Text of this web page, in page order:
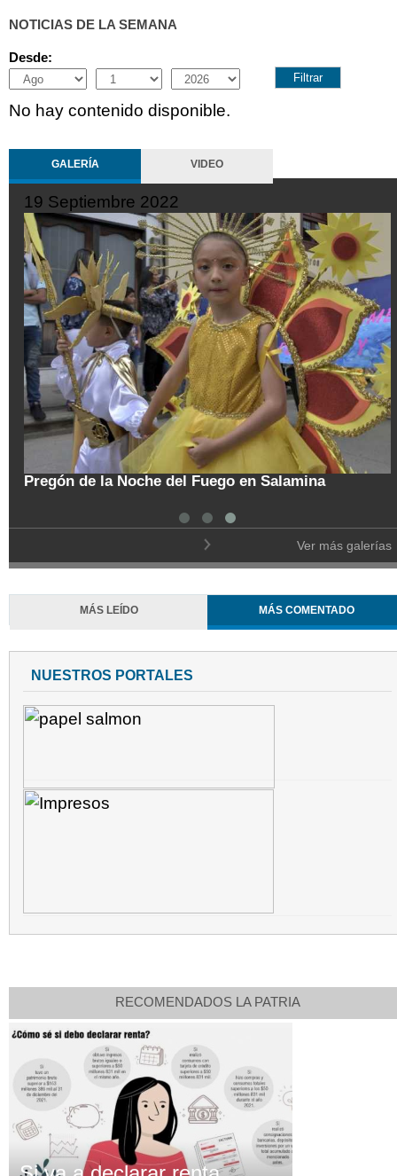
NOTICIAS DE LA SEMANA
Desde:
Month
Day Year
No hay contenido disponible.
GALERÍA VIDEO
19 Septiembre 2022
Pregón de la Noche del Fuego en Salamina
Ver más galerías
MÁS LEÍDO MÁS COMENTADO
NUESTROS PORTALES
RECOMENDADOS LA PATRIA